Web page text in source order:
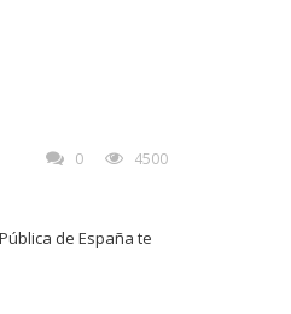
0 4500
de España te